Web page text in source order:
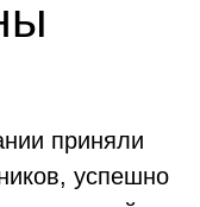
приняли
успешно